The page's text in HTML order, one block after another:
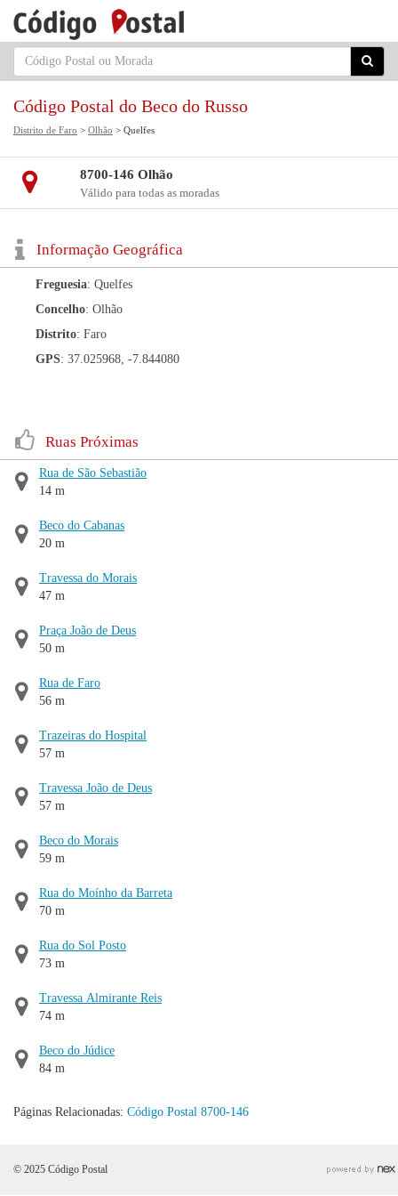
Código Postal do Beco do Russo
Distrito de Faro > Olhão > Quelfes
8700-146 Olhão
Válido para todas as moradas
Informação Geográfica
Freguesia: Quelfes
Concelho: Olhão
Distrito: Faro
GPS: 37.025968, -7.844080
Ruas Próximas
Rua de São Sebastião
14 m
Beco do Cabanas
20 m
Travessa do Morais
47 m
Praça João de Deus
50 m
Rua de Faro
56 m
Trazeiras do Hospital
57 m
Travessa João de Deus
57 m
Beco do Morais
59 m
Rua do Moínho da Barreta
70 m
Rua do Sol Posto
73 m
Travessa Almirante Reis
74 m
Beco do Júdice
84 m
Páginas Relacionadas: Código Postal 8700-146
© 2025 Código Postal